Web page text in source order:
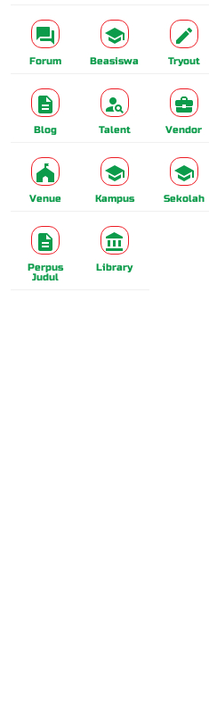
Forum Beasiswa Tryout
Blog Talent Vendor
Venue Kampus Sekolah
Perpus
Judul
Library